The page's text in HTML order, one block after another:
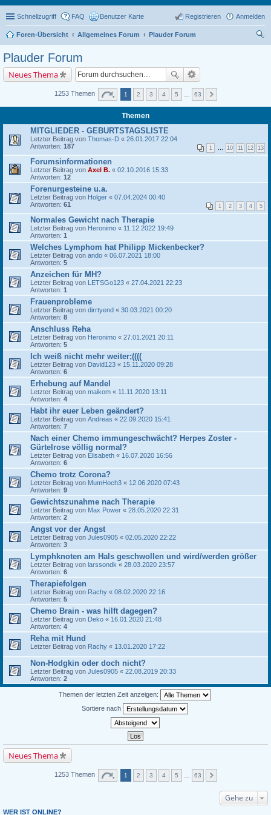
Schnellzugriff FAQ Benutzer Karte Anmelden
Registrieren
Foren-Übersicht Allgemeines Forum
Plauder Forum
Plauder Forum
Neues Thema
1253 Themen 1 2 3 4 5 63
Themen
MITGLIEDER - GEBURTSTAGSLISTE
Letzter Beitrag von Thomas-D « 26.01.2017 22:04
Antworten: 187 1 … 10 11 12 13
Forumsinformationen
Letzter Beitrag von Axel B. « 02.10.2016 15:33
Antworten: 12
Forenurgesteine u.a.
Letzter Beitrag von Holger « 07.04.2024 00:40
Antworten: 61 1 2 3 4 5
Normales Gewicht nach Therapie
Letzter Beitrag von Heronimo « 11.12.2022 19:49
Antworten: 1
Welches Lymphom hat Philipp Mickenbecker?
Letzter Beitrag von ando « 06.07.2021 18:00
Antworten: 5
Anzeichen für MH?
Letzter Beitrag von LETSGo123 « 27.04.2021 22:23
Antworten: 1
Frauenprobleme
Letzter Beitrag von dirrtyend « 30.03.2021 00:20
Antworten: 8
Anschluss Reha
Letzter Beitrag von Heronimo « 27.01.2021 20:11
Antworten: 5
Ich weiß nicht mehr weiter;((((
Letzter Beitrag von David123 « 15.11.2020 09:28
Antworten: 6
Erhebung auf Mandel
Letzter Beitrag von maikom « 11.11.2020 13:11
Antworten: 4
Habt ihr euer Leben geändert?
Letzter Beitrag von Andreas « 22.09.2020 15:41
Antworten: 7
Nach einer Chemo immungeschwächt? Herpes Zoster -
Gürtelrose völlig normal?
Letzter Beitrag von Elisabeth « 16.07.2020 16:56
Antworten: 6
Chemo trotz Corona?
Letzter Beitrag von MumHoch3 « 12.06.2020 07:43
Antworten: 9
Gewichtszunahme nach Therapie
Letzter Beitrag von Max Power « 28.05.2020 22:31
Antworten: 2
Angst vor der Angst
Letzter Beitrag von Jules0905 « 02.05.2020 22:22
Antworten: 3
Lymphknoten am Hals geschwollen und wird/werden größer
Letzter Beitrag von larssondk « 28.03.2020 23:57
Antworten: 6
Therapiefolgen
Letzter Beitrag von Rachy « 08.02.2020 22:16
Antworten: 5
Chemo Brain - was hilft dagegen?
Letzter Beitrag von Deko « 16.01.2020 21:48
Antworten: 4
Reha mit Hund
Letzter Beitrag von Rachy « 13.01.2020 17:22
Non-Hodgkin oder doch nicht?
Letzter Beitrag von Jules0905 « 22.08.2019 20:33
Antworten: 2
Themen der letzten Zeit anzeigen:
Sortiere nach
Neues Thema
1253 Themen 1 2 3 4 5 63
Gehe zu
WER IST ONLINE?